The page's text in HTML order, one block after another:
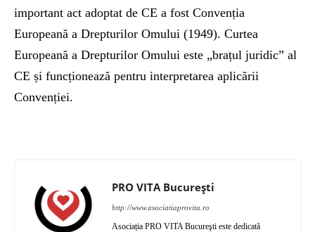
important act adoptat de CE a fost Convenția
Europeană a Drepturilor Omului (1949). Curtea
Europeană a Drepturilor Omului este „brațul juridic” al
CE și funcționează pentru interpretarea aplicării
Convenției.
PRO VITA București
http://www.asociatiaprovita.ro
Asociația PRO VITA Bucureşti este dedicată